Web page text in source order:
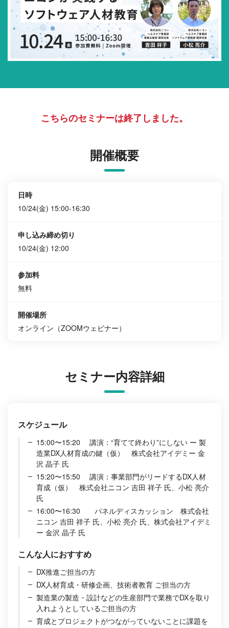
こちらのセミナーは終了しました。
開催概要
日時
10/24(金) 15:00-16:30
申し込み締め切り
10/24(金) 12:00
参加料
無料
開催場所
オンライン（ZOOMウェビナー）
セミナー内容詳細
スケジュール
15:00〜15:20 講演：“育てて終わり”にしない ー 製
造業DX人材育成の鍵（仮） 株式会社アイデミー 金
沢 晶子 氏
15:20〜15:50 講演：事業部門がリードするDX人材
育成（仮） 株式会社ニコン 吉田 祥子 氏、小松 亮介
氏
16:00〜16:30 パネルディスカッション 株式会社
ニコン 吉田 祥子 氏、小松 亮介 氏、株式会社アイデミ
ー 金沢 晶子 氏
こんな人におすすめ
DX推進ご担当の方
DX人材育成・研修企画、技術者教育 ご担当の方
製造業の製造・設計などの生産部門で業務でDXを取り
入れようとしているご担当の方
育成とプロジェクトがつながっていないことに課題を